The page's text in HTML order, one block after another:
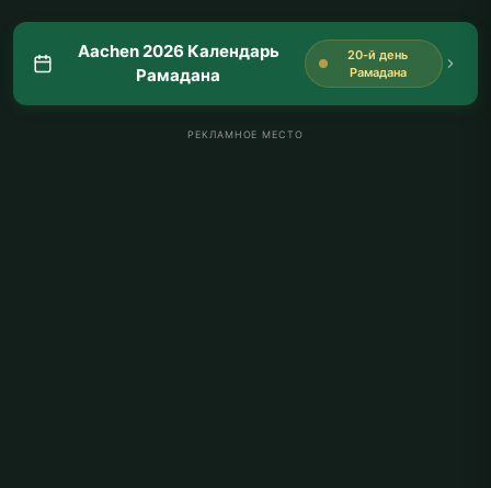
Aachen 2026 Календарь
Рамадана
20-й день
Рамадана
РЕКЛАМНОЕ МЕСТО